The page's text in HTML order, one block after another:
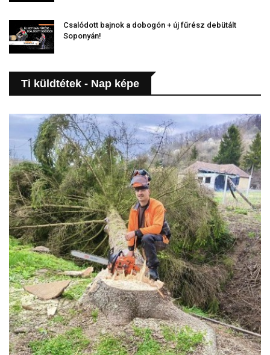
Csalódott bajnok a dobogón + új fűrész debütált
Soponyán!
Ti küldtétek - Nap képe